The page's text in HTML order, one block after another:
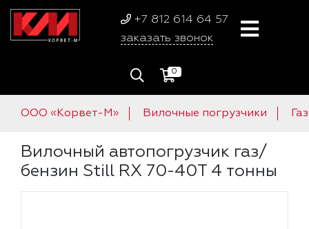
+7 812 614 64 57
заказать звонок
0
ООО «Корвет-М» Вилочные погрузчики
Вилочный автопогрузчик газ/
бензин Still RX 70-40T 4 тонны